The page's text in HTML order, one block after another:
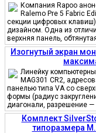
Компания Rapoo
Ralemo Pre 5 Fabric
секции цифровых
дизайном. Одна из
верхняя панель,
Изогнутый экран
Линейку
MAG301 CR2,
панелью типа VA со
формы (радиус
диагонали, разрешение
Комплект
типоразмера